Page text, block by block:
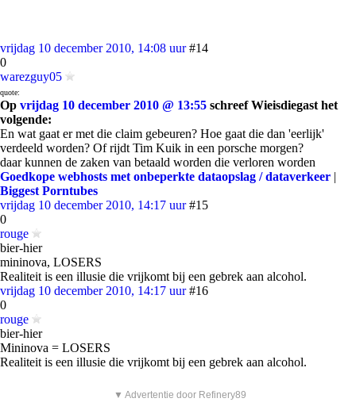
vrijdag 10 december 2010, 14:08 uur #14
0
warezguy05
quote:
Op vrijdag 10 december 2010 @ 13:55 schreef Wieisdiegast het
volgende:
En wat gaat er met die claim gebeuren? Hoe gaat die dan 'eerlijk'
verdeeld worden? Of rijdt Tim Kuik in een porsche morgen?
daar kunnen de zaken van betaald worden die verloren worden
Goedkope webhosts met onbeperkte dataopslag / dataverkeer |
Biggest Porntubes
vrijdag 10 december 2010, 14:17 uur #15
0
rouge
bier-hier
mininova, LOSERS
Realiteit is een illusie die vrijkomt bij een gebrek aan alcohol.
vrijdag 10 december 2010, 14:17 uur #16
0
rouge
bier-hier
Mininova = LOSERS
Realiteit is een illusie die vrijkomt bij een gebrek aan alcohol.
▼ Advertentie door Refinery89